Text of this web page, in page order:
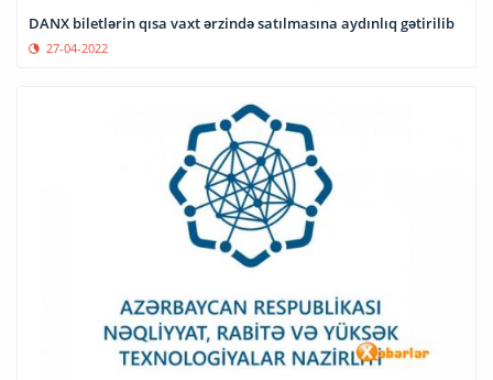
DANX biletlərin qısa vaxt ərzində satılmasına aydınlıq gətirilib
27-04-2022